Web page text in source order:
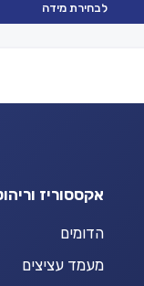
לבחירת מידה
אקססוריז
הדומים
מעמד עציצים